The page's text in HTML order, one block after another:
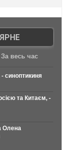
За весь час
- синоптикиня
та Китаєм, -
Олена